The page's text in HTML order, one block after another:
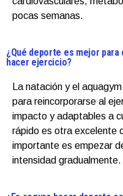
pocas semanas.
¿Qué deporte es mejor
hacer ejercicio?
La natación y el
para reincorporarse al
impacto y adaptables a
rápido es otra excelente
importante es empezar
intensidad gradualmente.